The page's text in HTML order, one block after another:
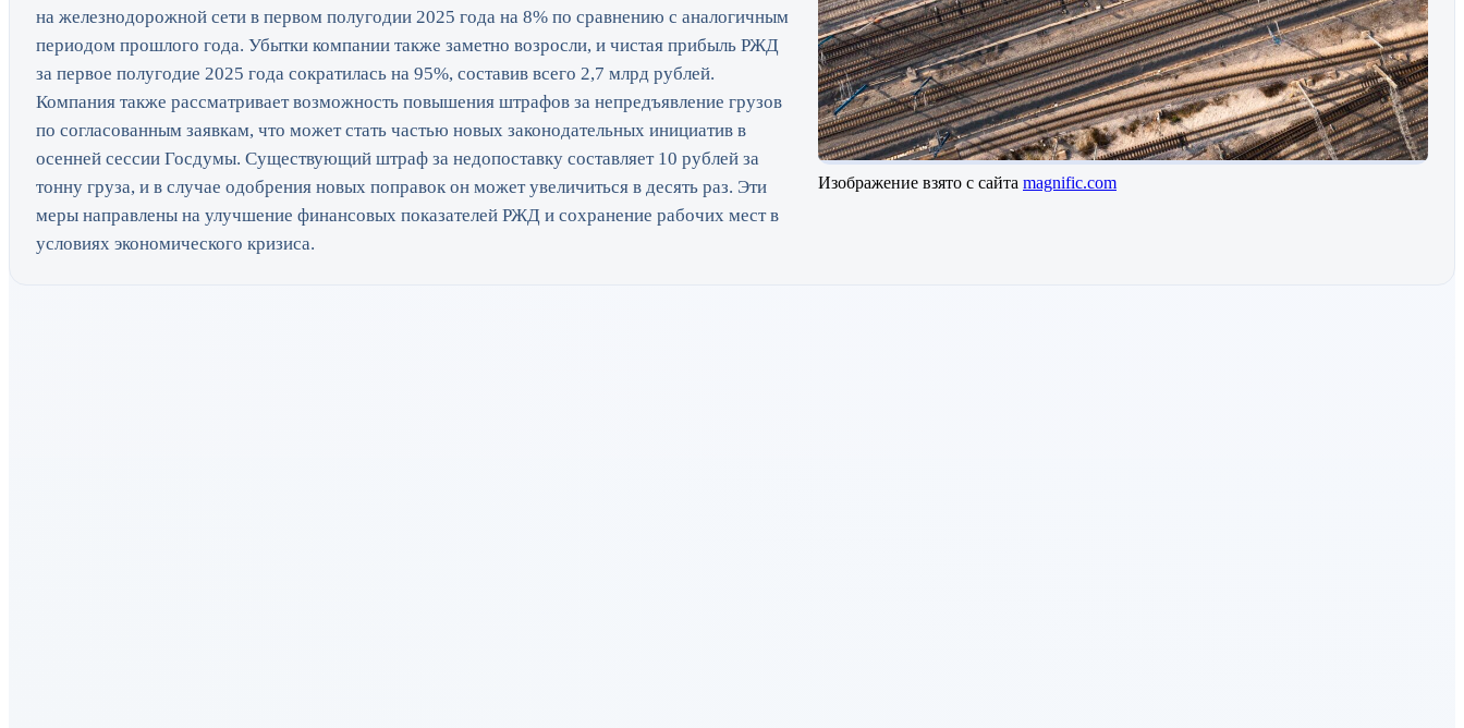
на железнодорожной сети в первом полугодии 2025 года на 8% по сравнению с аналогичным
периодом прошлого года. Убытки компании также заметно возросли, и чистая прибыль РЖД
за первое полугодие 2025 года сократилась на 95%, составив всего 2,7 млрд рублей.
Компания также рассматривает возможность повышения штрафов за непредъявление грузов
по согласованным заявкам, что может стать частью новых законодательных инициатив в
осенней сессии Госдумы. Существующий штраф за недопоставку составляет 10 рублей за
тонну груза, и в случае одобрения новых поправок он может увеличиться в десять раз. Эти
меры направлены на улучшение финансовых показателей РЖД и сохранение рабочих мест в
условиях экономического кризиса.
Изображение взято с сайта magnific.com